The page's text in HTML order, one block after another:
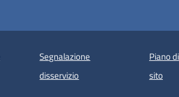
Segnalazione
disservizio
Piano
sito